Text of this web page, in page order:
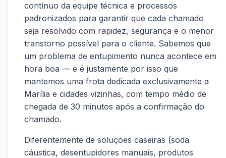
contínuo da equipe técnica e processos
padronizados para garantir que cada chamado
seja resolvido com rapidez, segurança e o menor
transtorno possível para o cliente. Sabemos que
um problema de entupimento nunca acontece em
hora boa — e é justamente por isso que
mantemos uma frota dedicada exclusivamente a
Marília e cidades vizinhas, com tempo médio de
chegada de 30 minutos após a confirmação do
chamado.
Diferentemente de soluções caseiras (soda
cáustica, desentupidores manuais, produtos